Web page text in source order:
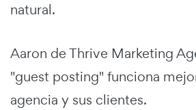
natural.
Aaron de Thrive Marketing
"guest posting" funciona
agencia y sus clientes.